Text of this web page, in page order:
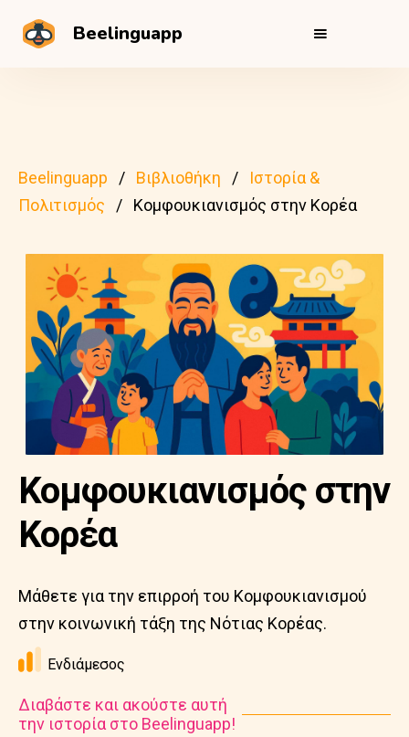
Beelinguapp
Beelinguapp Βιβλιοθήκη
Ιστορία &
Πολιτισμός
Κομφουκιανισμός στην Κορέα
Κομφουκιανισμός στην
Κορέα
Μάθετε για την επιρροή του Κομφουκιανισμού
στην κοινωνική τάξη της Νότιας Κορέας.
Ενδιάμεσος
Διαβάστε και ακούστε αυτή
την ιστορία στο Beelinguapp!